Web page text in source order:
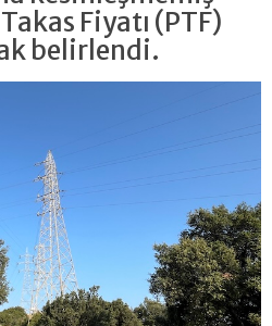
Fiyatı (PTF)
belirlendi.